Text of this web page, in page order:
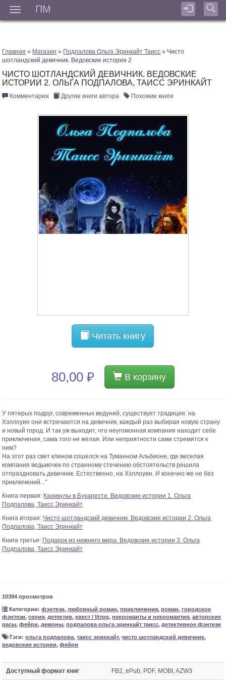
ПМ
Главная » Магазин » Подпалова Ольга Эринкайт Таисс » Чисто
шотландский девичник. Ведовские истории 2
ЧИСТО ШОТЛАНДСКИЙ ДЕВИЧНИК. ВЕДОВСКИЕ
ИСТОРИИ 2. ОЛЬГА ПОДПАЛОВА, ТАИСС ЭРИНКАЙТ
Комментарии Другие книги автора Похожие книги
Читать книгу
80,00 ₽ В корзину
У пятерых подруг, современных ведуний, существует традиция: на
Хэллоуин они встречаются на девичник, каждый раз выбирая новую страну
и новый город. И так уж выходит, что неугомонная компания находит себе
приключения, сама того не желая. Или неприятности сами стремятся к
ним?
На этот раз свет клином сошелся на Туманном Альбионе, где веселая
компания ведьмочек по странному стечению обстоятельств решила
отпраздновать девичник. Естественно, на Хэллоуин. И конечно же не без
приключений..."
Книга первая: Каникулы в Бухаресте. Ведовские истории 1. Ольга
Подпалова, Таисс Эринкайт
Книга вторая: Чисто шотландский девичник. Ведовские истории 2. Ольга
Подпалова, Таисс Эринкайт
Книга третья: Подарок из нижнего мира. Ведовские истории 3. Ольга
Подпалова, Таисс Эринкайт
10394 просмотров
Категории:фэнтези, любовный роман,приключения,роман,городское
фэнтези,серия, детектив,квест / litrpg,некроманты и некромантия,авторские
расы,фейри, демоны,подпалова ольга эринкайт таисс, детективное фэнтези
Тэги:ольга подпалова,таисс эринкайт,чисто шотландский девичник,
ведовские истории,фейри
Доступный формат книг FB2, ePub, PDF, MOBI, AZW3